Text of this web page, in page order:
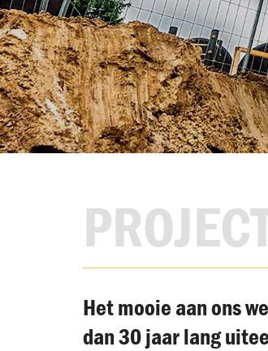
Missie & visie
Historie
Vakmanschap
Samenwerken
Innovatie
Certificeringen
Het mooie aan ons
dan 30 jaar lang